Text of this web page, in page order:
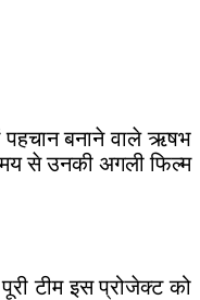
पहचान बनाने वाले ऋषभ
से उनकी अगली फिल्म
टीम इस प्रोजेक्ट को